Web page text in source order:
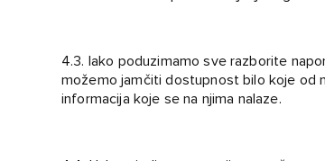
4.3. Iako poduzimamo sve razborite
možemo jamčiti dostupnost bilo koje od
informacija koje se na njima nalaze.